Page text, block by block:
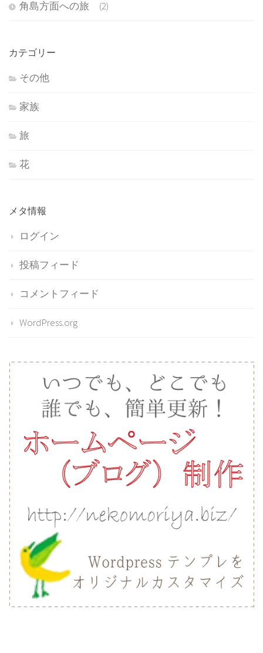
角島方面への旅 (2)
カテゴリー
その他
家族
旅
花
メタ情報
ログイン
投稿フィード
コメントフィード
WordPress.org